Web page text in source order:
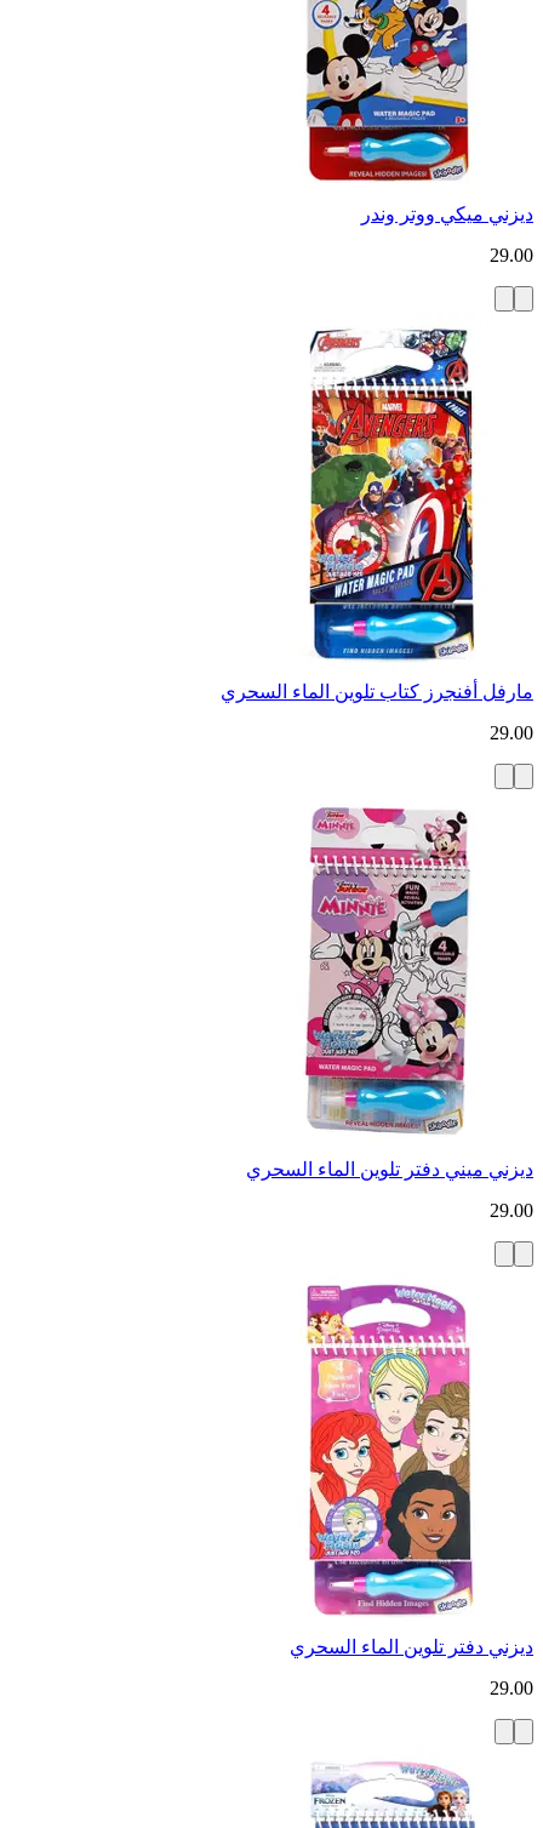
ديزني ميكي ووتر وندر
29.00
مارفل أفنجرز كتاب تلوين الماء السحري
29.00
ديزني ميني دفتر تلوين الماء السحري
29.00
ديزني دفتر تلوين الماء السحري
29.00